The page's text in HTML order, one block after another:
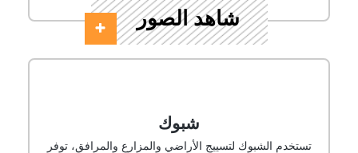
شاهد الصور
شبوك
تستخدم الشبوك لتسييج الأراضي والمزارع والمرافق، توفر